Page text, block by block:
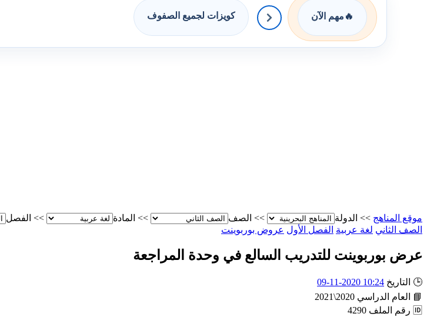
🔥 مهم الآن كويزات لجميع الصفوف
موقع المناهج >> الدولة >> الصف >> المادة >> الفصل
الصف الثاني لغة عربية الفصل الأول عروض بوربوينت
عرض بوربوينت للتدريب السالع في وحدة المراجعة
🕒 التاريخ 10:24 2020-11-09
📘
العام الدراسي 2020\2021
🆔 رقم الملف 4290